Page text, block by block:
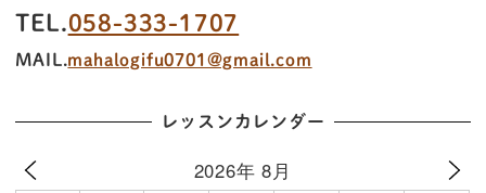
TEL.058-333-1707
MAIL.mahalogifu0701@gmail.com
レッスンカレンダー
2026年 8月